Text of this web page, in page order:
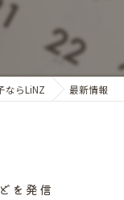
ならLiNZ 最新情報
を発信